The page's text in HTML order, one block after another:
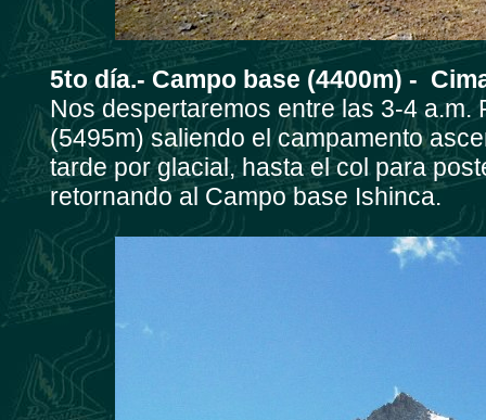
5to día.- Campo base (4400m) -
Nos despertaremos entre las 3-4
(5495m) saliendo el campamento
tarde por glacial, hasta el col para
retornando al Campo base Ishinca.